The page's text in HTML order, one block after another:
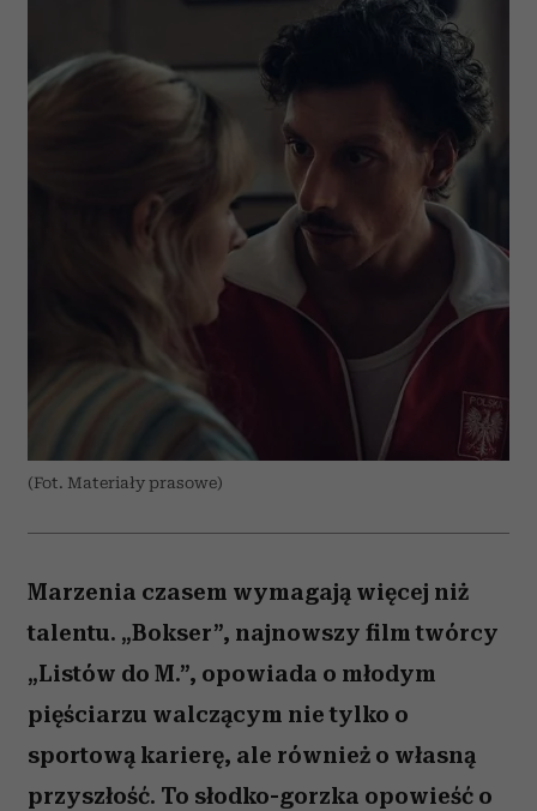
(Fot. Materiały prasowe)
Marzenia czasem wymagają więcej niż
talentu. „Bokser”, najnowszy film twórcy
„Listów do M.”, opowiada o młodym
pięściarzu walczącym nie tylko o
sportową karierę, ale również o własną
przyszłość. To słodko-gorzka opowieść o